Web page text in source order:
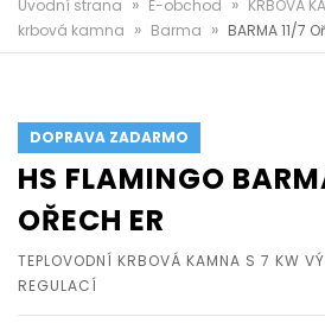
Úvodní strana » E-obchod » KRBOVÁ
krbová kamna » Barma » BARMA 11/7
DOPRAVA ZADARMO
HS FLAMINGO
OŘECH ER
TEPLOVODNÍ KRBOVÁ KAMNA S 7 KW
REGULACÍ